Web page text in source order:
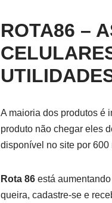
ROTA86 –
A maioria dos produtos é
produto não chegar eles
disponível no site por
Rota 86está aumentando
queira, cadastre-se e